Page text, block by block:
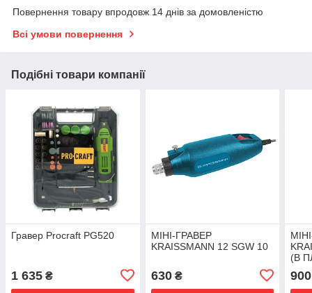
Повернення товару впродовж 14 днів за домовленістю
Всі умови повернення
Подібні товари компанії
Гравер Procraft PG520
1 635 ₴
МІНІ-ГРАВЕР
KRAISSMANN 12 SGW 10
630₴
(В
900